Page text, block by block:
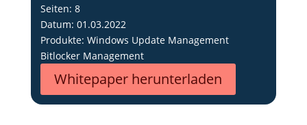
Seiten: 8
Datum: 01.03.2022
Produkte: Windows Update Management
Bitlocker Management
Whitepaper herunterladen